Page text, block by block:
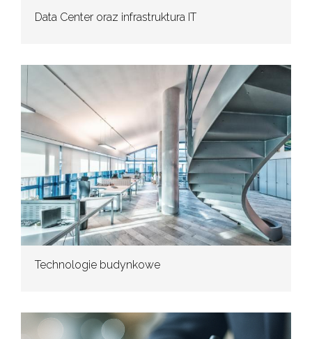
Data Center oraz infrastruktura IT
Technologie budynkowe